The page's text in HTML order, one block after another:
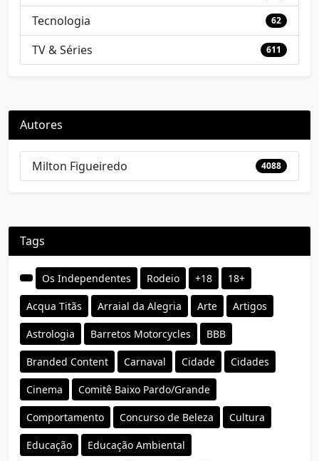
Tecnologia 62
TV & Séries 611
Autores
Milton Figueiredo 4088
Tags
Os Independentes Rodeio +18 18+
Acqua Titãs Arraial da Alegria Arte Artigos
Astrologia Barretos Motorcycles BBB
Branded Content Carnaval Cidade Cidades
Cinema Comitê Baixo Pardo/Grande
Comportamento Concurso de Beleza Cultura
Educação Educação Ambiental